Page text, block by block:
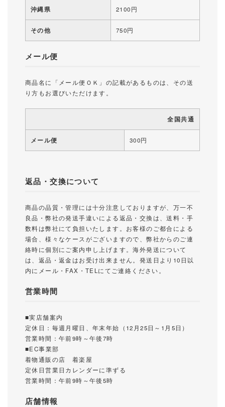
沖縄県 2100円
その他 750円
メール便
商品名に「メール便ＯＫ」の記載があるものは、その送
り方もお選びいただけます。
全国共通
メール便 300円
返品・交換について
商品の品質・管理には十分注意しておりますが、万一不
良品・弊社の発送手違いによる返品・交換は、送料・手
数料は弊社にて負担いたします。お客様のご都合による
場合、様々なケースがございますので、弊社からのご連
絡時に個別にご案内申し上げます。海外発送について
は、返品・返金はお受け出来ません。発送日より10日以
内にメール・FAX・TELにてご連絡ください。
営業時間
■実店舗案内
定休日：毎週月曜日、年末年始（12月25日～1月5日）
営業時間：午前9時～午後7時
■EC事業部
着物通販の店 着楽屋
定休日営業日カレンダーに準ずる
営業時間：午前9時～午後5時
店舗情報